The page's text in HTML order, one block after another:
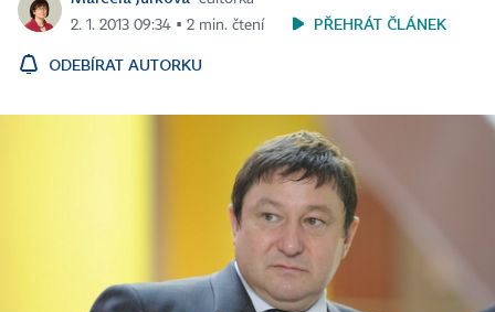
2. 1. 2013 09:34 ▪ 2 min. čtení
PŘEHRÁT ČLÁNEK
ODEBÍRAT AUTORKU